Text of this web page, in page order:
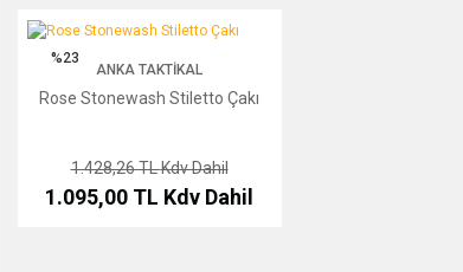
Rose Stonewash Stiletto Çakı
%23
ANKA TAKTIKAL
Rose Stonewash Stiletto Çakı
1.428,26 TLKdv Dahil
1.095,00 TL Kdv Dahil